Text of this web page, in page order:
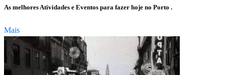
As melhores Atividades e Eventos para fazer hoje no Porto .
Mais